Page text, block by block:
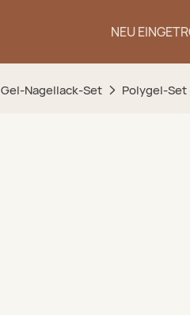
NEU
Gel-Nagellack-Set Polygel-Set